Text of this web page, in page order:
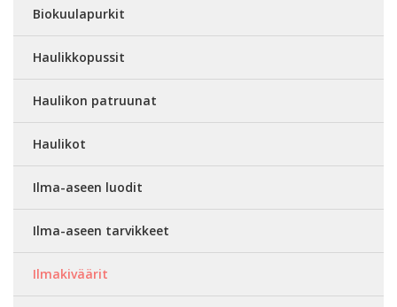
Biokuulapurkit
Haulikkopussit
Haulikon patruunat
Haulikot
Ilma-aseen luodit
Ilma-aseen tarvikkeet
Ilmakiväärit